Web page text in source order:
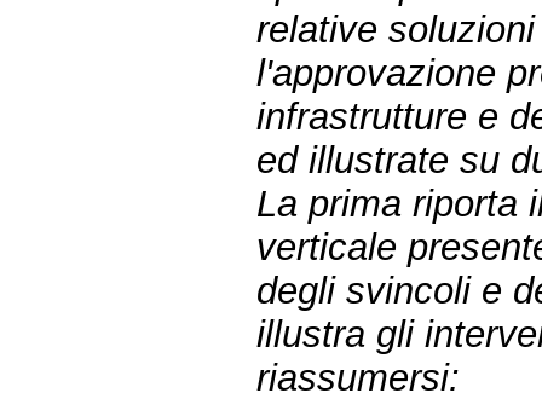
relative
l'approvazione
infrastrutture e
ed illustrate su
La prima riporta
verticale
degli svincoli e
illustra gli
riassumersi: